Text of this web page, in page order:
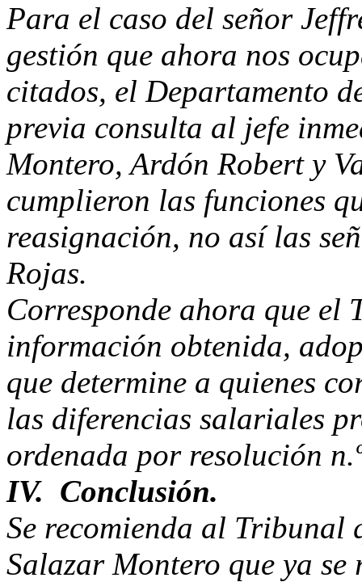
Para el caso del señor
gestión que ahora nos
citados, el Departamento
previa consulta al jefe
Montero, Ardón Robert y
cumplieron las funciones
reasignación, no así las
Rojas.
Corresponde ahora que el
información obtenida,
que determine a quienes
las diferencias salariales
ordenada por resolución
IV. Conclusión.
Se recomienda al Tribunal
Salazar Montero que ya